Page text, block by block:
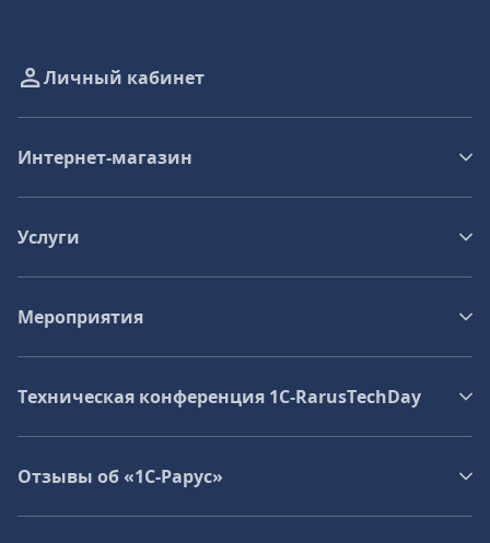
Личный кабинет
Интернет-магазин
Услуги
Мероприятия
Техническая конференция 1C‑RarusTechDay
Отзывы об «1С-Рарус»